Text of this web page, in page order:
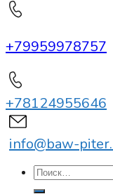
+79959978757
+78124955646
info@baw-
Искать: